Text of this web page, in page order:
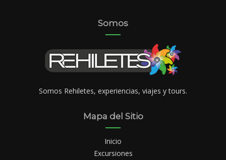
Somos
Somos Rehiletes, experiencias, viajes y tours.
Mapa del Sitio
Inicio
Excursiones